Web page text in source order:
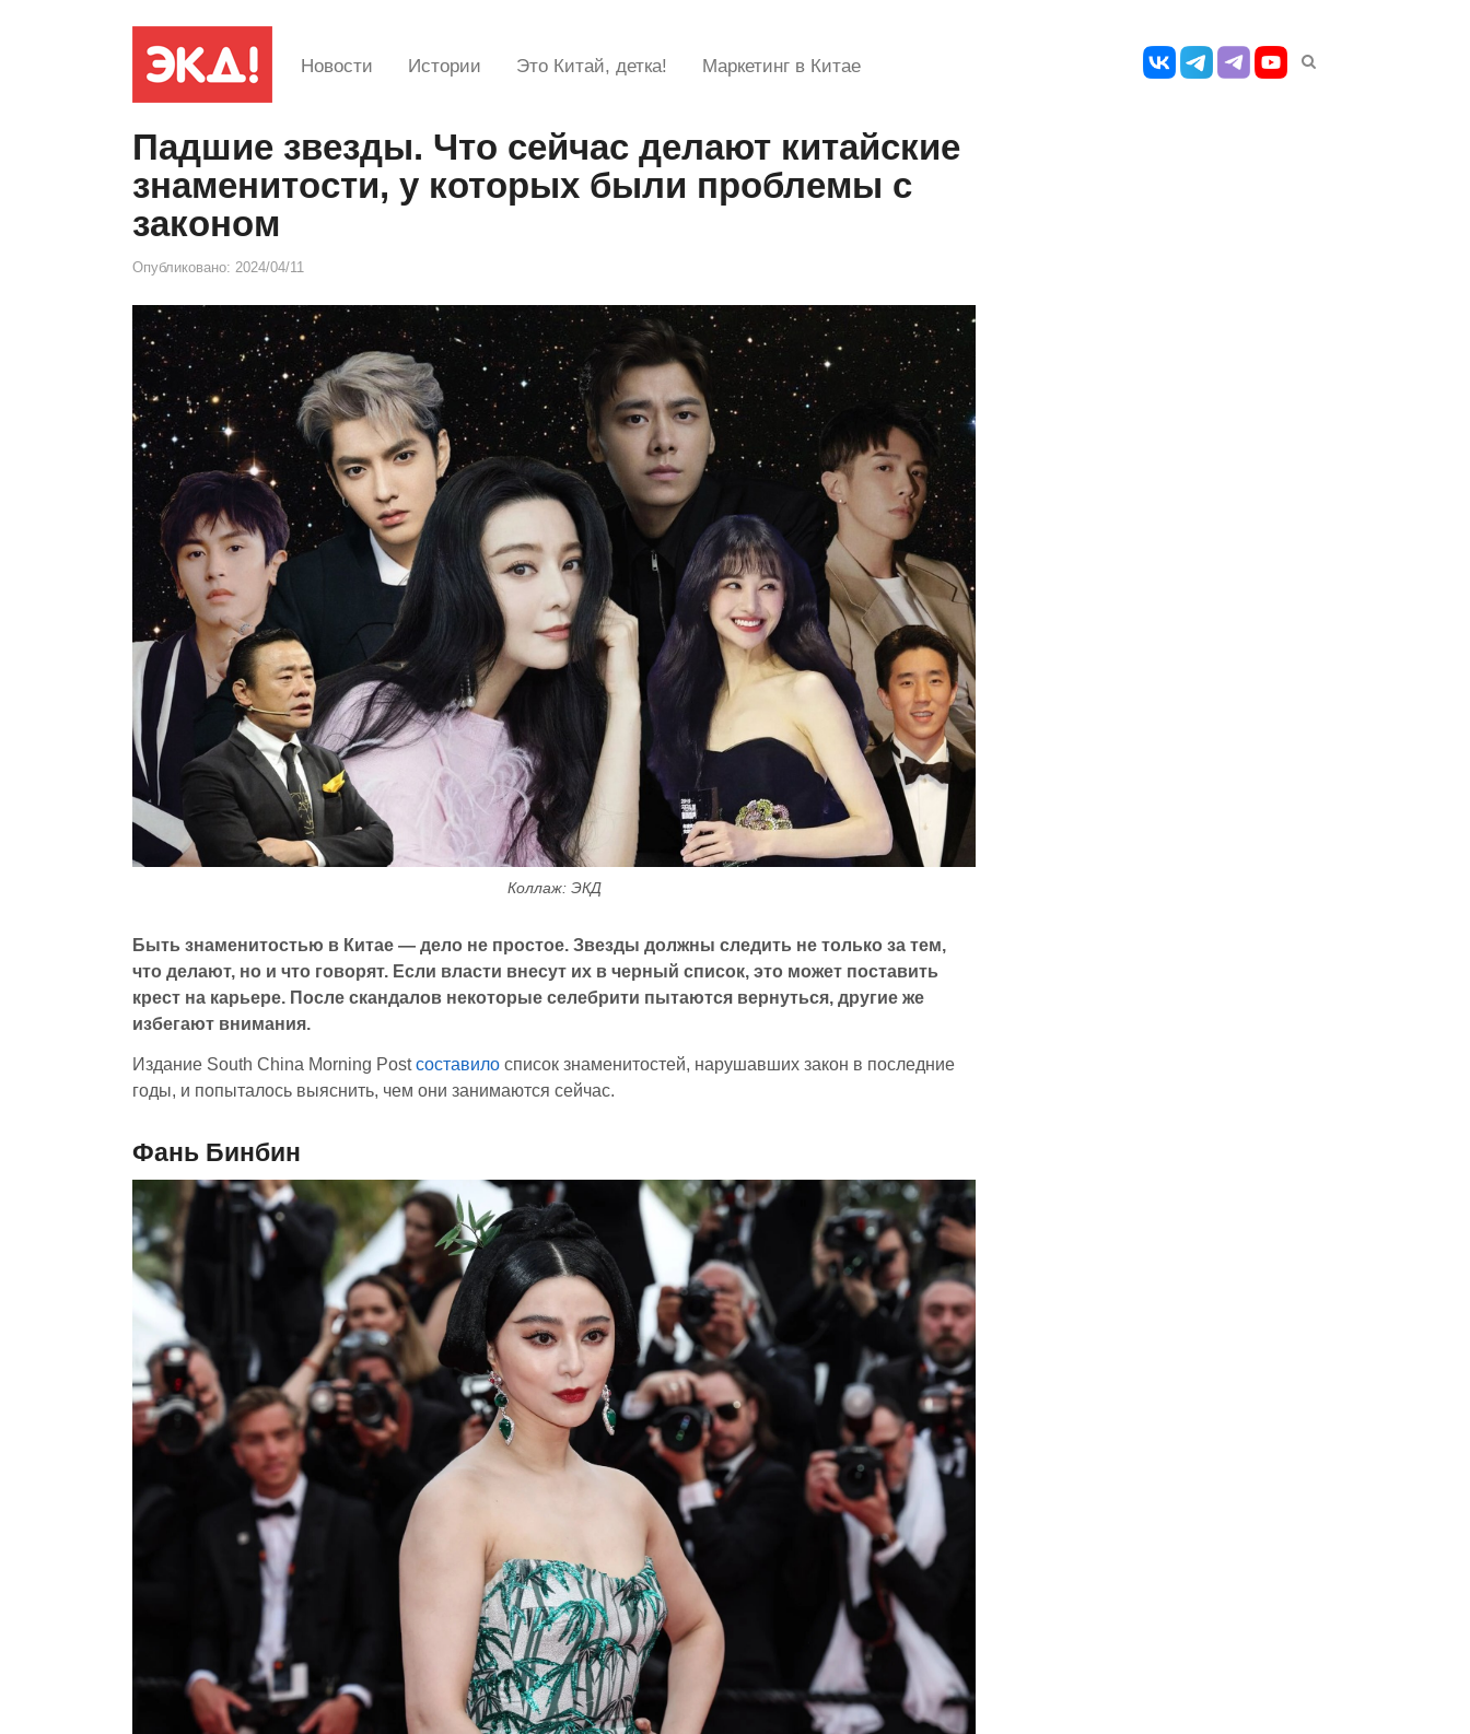
Новости Истории Это Китай, детка! Маркетинг в Китае
Падшие звезды. Что сейчас делают китайские
знаменитости, у которых были проблемы с
законом
Опубликовано: 2024/04/11
Коллаж: ЭКД
Быть знаменитостью в Китае — дело не простое. Звезды должны следить не только за тем,
что делают, но и что говорят. Если власти внесут их в черный список, это может поставить
крест на карьере. После скандалов некоторые селебрити пытаются вернуться, другие же
избегают внимания.
Издание South China Morning Postсоставило список знаменитостей, нарушавших закон в последние
годы, и попыталось выяснить, чем они занимаются сейчас.
Фань Бинбин